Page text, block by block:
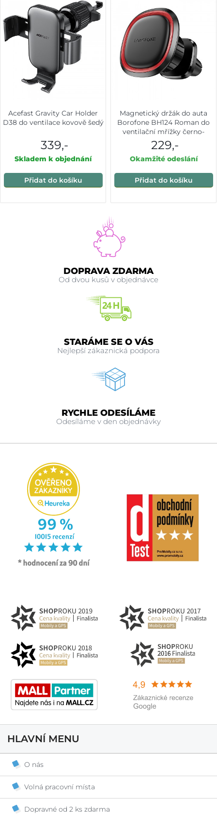
Acefast Gravity Car Holder
D38 do ventilace kovově šedý
339,-
Skladem k objednání
Přidat do košíku
Magnetický držák do auta
Borofone BH124 Roman do
ventilační mřížky černo-
červený
229,-
Okamžité odeslání
Přidat do košíku
DOPRAVA ZDARMA
Od dvou kusů v objednávce
STARÁME SE O VÁS
Nejlepší zákaznická podpora
RYCHLE ODESÍLÁME
Odesíláme v den objednávky
HLAVNÍ MENU
O nás
Volná pracovní místa
Dopravné od 2 ks zdarma